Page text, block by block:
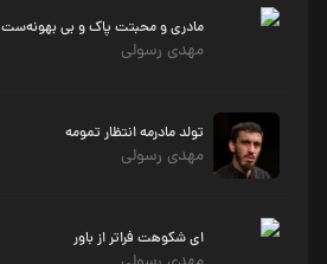
مادری و محبتت پاک و بی بهونه‌ست
مهدی رسولی
تولد مادرمه انتظار تمومه
مهدی رسولی
ای شکوهت فراتر از باور